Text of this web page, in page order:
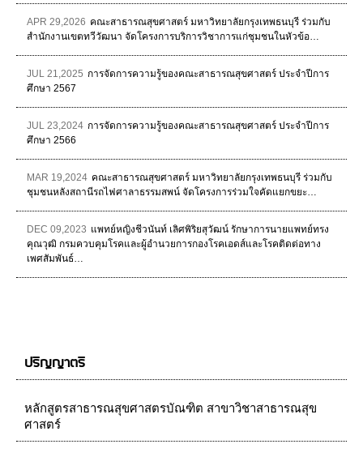
APR 29,2026 คณะสาธารณสุขศาสตร์ มหาวิทยาลัยกรุงเทพธนบุรี ร่วมกับ
สำนักงานเขตทวีวัฒนา จัดโครงการบริการวิชาการแก่ชุมชนในหัวข้อ…
JUL 21,2025 การจัดการความรู้ของคณะสาธารณสุขศาสตร์ ประจำปีการ
ศึกษา 2567
JUL 23,2024 การจัดการความรู้ของคณะสาธารณสุขศาสตร์ ประจำปีการ
ศึกษา 2566
MAR 19,2024 คณะสาธารณสุขศาสตร์ มหาวิทยาลัยกรุงเทพธนบุรี ร่วมกับ
ชุมชนหลังสถานีรถไฟศาลาธรรมสพน์ จัดโครงการร่วมใจคัดแยกขยะ…
DEC 09,2023 แพทย์หญิงชีวนันท์ เลิศพิริยสุวัฒน์ รักษาการนายแพทย์ทรง
คุณวุฒิ กรมควบคุมโรคและผู้อำนวยการกองโรคเอดส์และโรคติดต่อทาง
เพศสัมพันธ์…
ปริญญาตรี
หลักสูตรสาธารณสุขศาสตรบัณฑิต สาขาวิชาสาธารณสุข
ศาสตร์